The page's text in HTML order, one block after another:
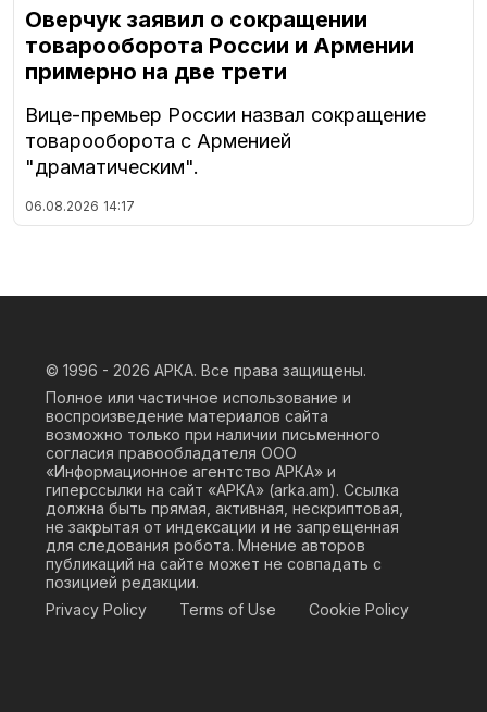
Оверчук заявил о сокращении
товарооборота России и Армении
примерно на две трети
Вице-премьер России назвал сокращение
товарооборота с Арменией
"драматическим".
06.08.2026 14:17
© 1996 - 2026 АРКА. Все права защищены.
Полное или частичное использование и
воспроизведение материалов сайта
возможно только при наличии письменного
согласия правообладателя ООО
«Информационное агентство АРКА» и
гиперссылки на сайт «АРКА» (arka.am). Ссылка
должна быть прямая, активная, нескриптовая,
не закрытая от индексации и не запрещенная
для следования робота. Мнение авторов
публикаций на сайте может не совпадать с
позицией редакции.
Privacy Policy
Terms of Use Cookie Policy